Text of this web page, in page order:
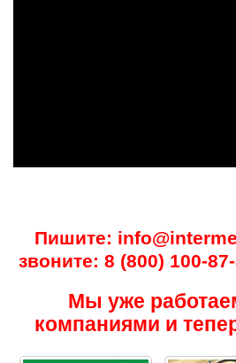
Пишите:
звоните: 8 (800) 100-
Мы уже
компаниями и